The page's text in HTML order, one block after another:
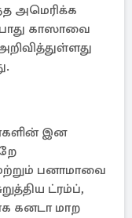
அமெரிக்க
காஸாவை
இன
மற்றும் பனாமாவை
ட்ரம்ப்,
கனடா மாற